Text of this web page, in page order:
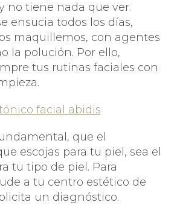
no tiene nada que ver.
ensucia todos los días,
maquillemos, con agentes
la polución. Por ello,
tus rutinas faciales con
que el
escojas para tu piel, sea el
tu tipo de piel. Para
a tu centro estético de
un diagnóstico.